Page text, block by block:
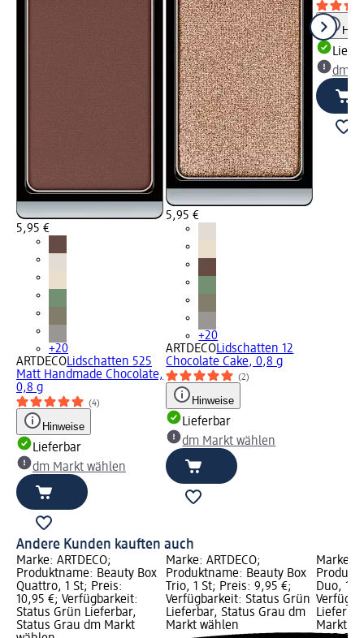
5,95 €
+20
ARTDECOLidschatten 525
Matt Handmade Chocolate,
0,8 g
(4)
Hinweise
Lieferbar
dm Markt wählen
5,95 €
+20
ARTDECOLidschatten 12
Chocolate Cake, 0,8 g
(2)
Hinweise
Lieferbar
dm Markt wählen
dm
Andere Kunden kauften auch
Marke: ARTDECO;
Produktname: Beauty Box
Quattro, 1 St; Preis:
10,95 €; Verfügbarkeit:
Status Grün Lieferbar,
Status Grau dm Markt
Marke: ARTDECO;
Produktname: Beauty Box
Trio, 1 St; Preis: 9,95 €;
Verfügbarkeit: Status Grün
Lieferbar, Status Grau dm
Markt wählen
Marke:
Duo, 1
Markt